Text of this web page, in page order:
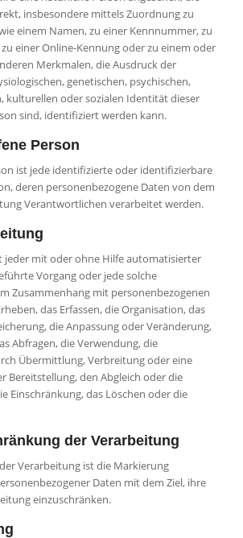
insbesondere mittels Zuordnung zu
einem Namen, zu einer Kennnummer, zu
einer Online-Kennung oder zu einem oder
Merkmalen, die Ausdruck der
genetischen, psychischen,
kulturellen oder sozialen Identität dieser
sind, identifiziert werden kann.
Person
ist jede identifizierte oder identifizierbare
deren personenbezogene Daten von dem
Verantwortlichen verarbeitet werden.
jeder mit oder ohne Hilfe automatisierter
Vorgang oder jede solche
Zusammenhang mit personenbezogenen
das Erfassen, die Organisation, das
die Anpassung oder Veränderung,
Abfragen, die Verwendung, die
Übermittlung, Verbreitung oder eine
Bereitstellung, den Abgleich oder die
Einschränkung, das Löschen oder die
der Verarbeitung
Verarbeitung ist die Markierung
Daten mit dem Ziel, ihre
einzuschränken.